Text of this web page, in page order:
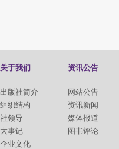
关于我们
出版社简介
组织结构
社领导
大事记
企业文化
资讯公告
网站公告
资讯新闻
媒体报道
图书评论